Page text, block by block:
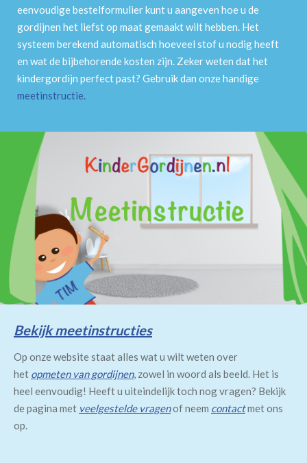
eenvoudige bestelformulier kunt u aangeven hoe u de
gordijnen het liefst op maat gemaakt wilt hebben. Het
systeem berekend automatisch hoeveel stof u nodig heeft
en wat de bijbehorende kosten zijn. Zeker weten dat het
kindergordijn perfect past? Gebruik dan onze handige
meetinstructie.
Bekijk meetinstructies
Op onze website staat alles wat u wilt weten over
het opmeten van gordijnen, zowel in woord als beeld. Het is
heel eenvoudig! Heeft u uiteindelijk toch nog vragen? Bekijk
de pagina met veelgestelde vragenof neem contactmet ons
op.